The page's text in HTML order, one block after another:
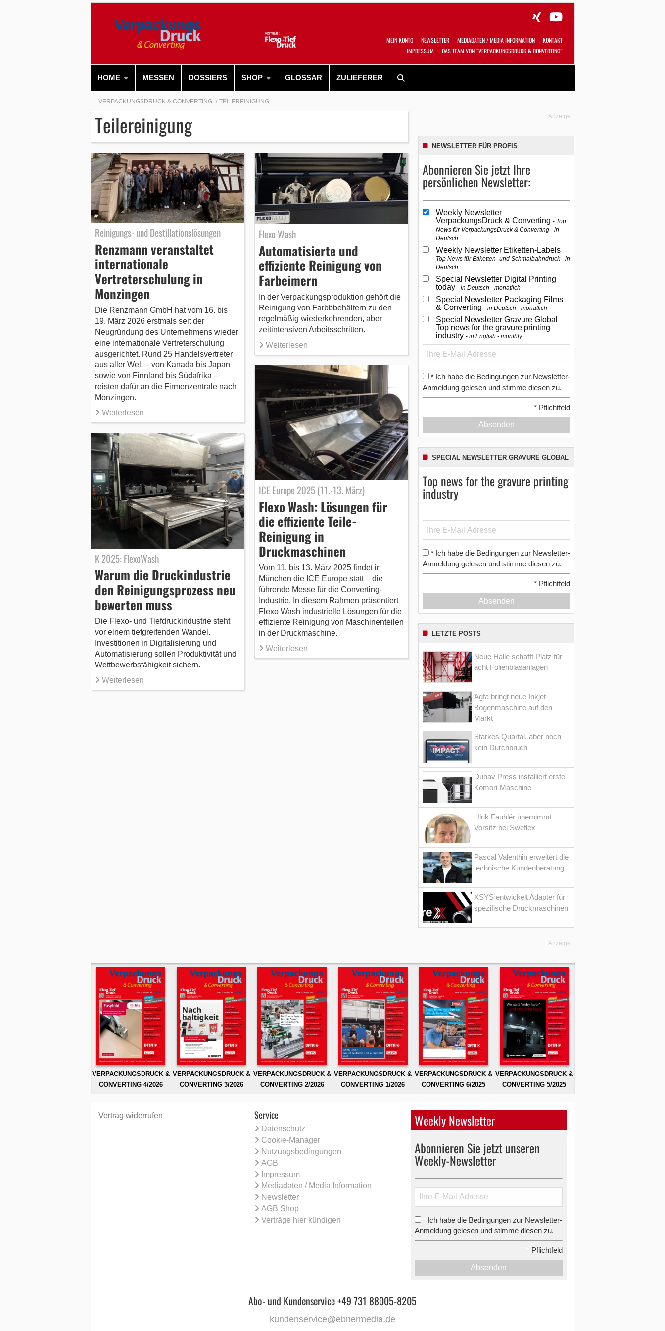
MEIN KONTO NEWSLETTER MEDIADATEN / MEDIA INFORMATION
KONTAKT
IMPRESSUM
DAS TEAM VON “VERPACKUNGSDRUCK & CONVERTING”
HOME MESSEN DOSSIERS SHOP GLOSSAR ZULIEFERER
VERPACKUNGSDRUCK & CONVERTING TEILEREINIGUNG
Teilereinigung
Reinigungs- und Destillationslösungen
Renzmann veranstaltet
internationale
Vertreterschulung in
Monzingen
Die Renzmann GmbH hat vom 16. bis
19. März 2026 erstmals seit der
Neugründung des Unternehmens wieder
eine internationale Vertreterschulung
ausgerichtet. Rund 25 Handelsvertreter
aus aller Welt – von Kanada bis Japan
sowie von Finnland bis Südafrika –
reisten dafür an die Firmenzentrale nach
Monzingen.
Weiterlesen
Flexo Wash
Automatisierte und
effiziente Reinigung von
Farbeimern
In der Verpackungsproduktion gehört die
Reinigung von Farbbbehältern zu den
regelmäßig wiederkehrenden, aber
zeitintensiven Arbeitsschritten.
Weiterlesen
K 2025: FlexoWash
Warum die Druckindustrie
den Reinigungsprozess neu
bewerten muss
Die Flexo- und Tiefdruckindustrie steht
vor einem tiefgreifenden Wandel.
Investitionen in Digitalisierung und
Automatisierung sollen Produktivität und
Wettbewerbsfähigkeit sichern.
Weiterlesen
ICE Europe 2025 (11.-13. März)
Flexo Wash: Lösungen für
die effiziente Teile-
Reinigung in
Druckmaschinen
Vom 11. bis 13. März 2025 findet in
München die ICE Europe statt – die
führende Messe für die Converting-
Industrie. In diesem Rahmen präsentiert
Flexo Wash industrielle Lösungen für die
effiziente Reinigung von Maschinenteilen
in der Druckmaschine.
Weiterlesen
Anzeige
NEWSLETTER FÜR PROFIS
Abonnieren Sie jetzt Ihre
persönlichen Newsletter:
Weekly Newsletter
VerpackungsDruck & Converting Top
News für VerpackungsDruck & Converting - in
Deutsch
Weekly Newsletter Etiketten-Labels
Top News für Etiketten- und Schmalbahndruck - in
Deutsch
Special Newsletter Digital Printing
today in Deutsch - monatlich
Special Newsletter Packaging Films
& Converting in Deutsch - monatlich
Special Newsletter Gravure Global
Top news for the gravure printing
industry in English - monthly
* Ich habe die Bedingungen zur Newsletter-
Anmeldung gelesen und stimme diesen zu.
* Pflichtfeld
Absenden
SPECIAL NEWSLETTER GRAVURE GLOBAL
Top news for the gravure printing
industry
* Ich habe die Bedingungen zur Newsletter-
Anmeldung gelesen und stimme diesen zu.
* Pflichtfeld
Absenden
LETZTE POSTS
Neue Halle schafft Platz für
acht Folienblasanlagen
Agfa bringt neue Inkjet-
Bogenmaschine auf den
Markt
Starkes Quartal, aber noch
kein Durchbruch
Dunav Press installiert erste
Komori-Maschine
Ulrik Fauhlér übernimmt
Vorsitz bei Sweflex
Pascal Valenthin erweitert die
technische Kundenberatung
XSYS entwickelt Adapter für
spezifische Druckmaschinen
Anzeige
VERPACKUNGSDRUCK &
CONVERTING 4/2026
VERPACKUNGSDRUCK &
CONVERTING 3/2026
VERPACKUNGSDRUCK &
CONVERTING 2/2026
VERPACKUNGSDRUCK &
CONVERTING 1/2026
VERPACKUNGSDRUCK &
CONVERTING 6/2025
VERPACKUNGSDRUCK &
CONVERTING 5/2025
Vertrag widerrufen Service
Datenschutz
Cookie-Manager
Nutzungsbedingungen
AGB
Impressum
Mediadaten / Media Information
Newsletter
AGB Shop
Verträge hier kündigen
Weekly Newsletter
Abonnieren Sie jetzt unseren
Weekly-Newsletter
Ich habe die Bedingungen zur Newsletter-
Anmeldung gelesen und stimme diesen zu.
Pflichtfeld
Absenden
Abo- und Kundenservice +49 731 88005-8205
kundenservice@ebnermedia.de